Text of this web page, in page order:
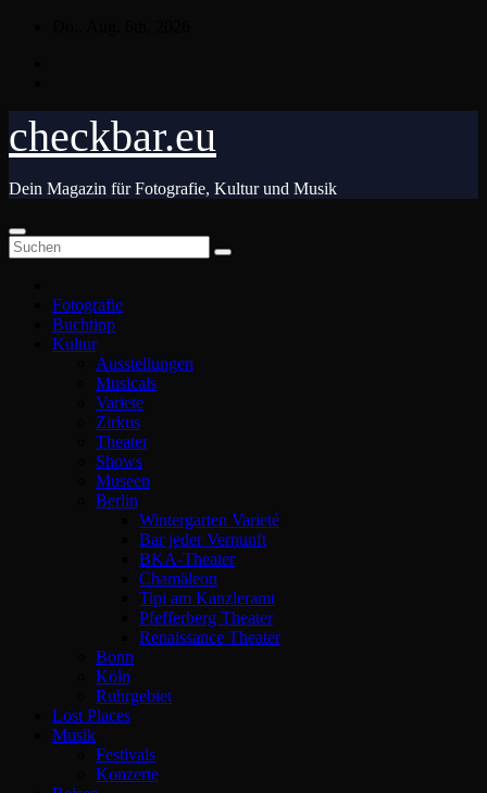
checkbar.eu
Dein Magazin für Fotografie, Kultur und Musik
Fotografie
Buchtipp
Kultur
Ausstellungen
Musicals
Variete
Zirkus
Theater
Shows
Museen
Berlin
Wintergarten Varieté
Bar jeder Vernunft
BKA-Theater
Chamäleon
Tipi am Kanzleramt
Pfefferberg Theater
Renaissance Theater
Bonn
Köln
Ruhrgebiet
Lost Places
Musik
Festivals
Konzerte